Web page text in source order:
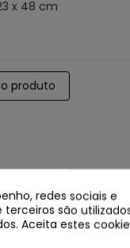
x 48 cm
produto
redes sociais e
são
Aceita estes